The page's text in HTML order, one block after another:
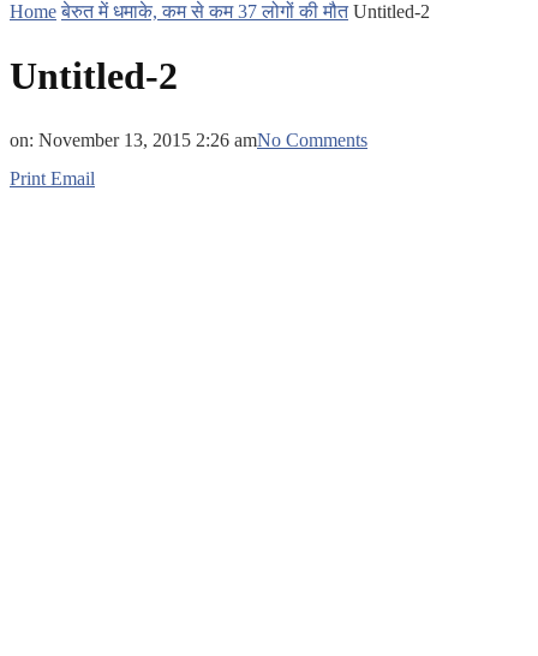
Home बेरुत में धमाके, कम से कम 37 लोगों की मौत Untitled-2
Untitled-2
on: November 13, 2015 2:26 amNo Comments
Print Email